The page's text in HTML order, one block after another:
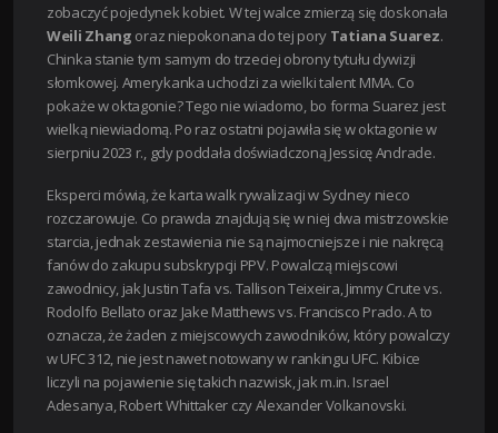
zobaczyć pojedynek kobiet. W tej walce zmierzą się doskonała
Weili Zhang oraz niepokonana do tej pory Tatiana Suarez.
Chinka stanie tym samym do trzeciej obrony tytułu dywizji
słomkowej. Amerykanka uchodzi za wielki talent MMA. Co
pokaże w oktagonie? Tego nie wiadomo, bo forma Suarez jest
wielką niewiadomą. Po raz ostatni pojawiła się w oktagonie w
sierpniu 2023 r., gdy poddała doświadczoną Jessicę Andrade.
Eksperci mówią, że karta walk rywalizacji w Sydney nieco
rozczarowuje. Co prawda znajdują się w niej dwa mistrzowskie
starcia, jednak zestawienia nie są najmocniejsze i nie nakręcą
fanów do zakupu subskrypcji PPV. Powalczą miejscowi
zawodnicy, jak Justin Tafa vs. Tallison Teixeira, Jimmy Crute vs.
Rodolfo Bellato oraz Jake Matthews vs. Francisco Prado. A to
oznacza, że żaden z miejscowych zawodników, który powalczy
w UFC 312, nie jest nawet notowany w rankingu UFC. Kibice
liczyli na pojawienie się takich nazwisk, jak m.in. Israel
Adesanya, Robert Whittaker czy Alexander Volkanovski.